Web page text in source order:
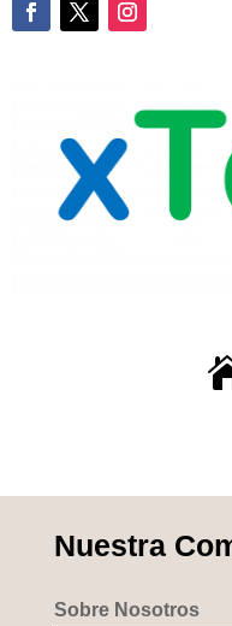
Nuestra
Sobre Nosotros